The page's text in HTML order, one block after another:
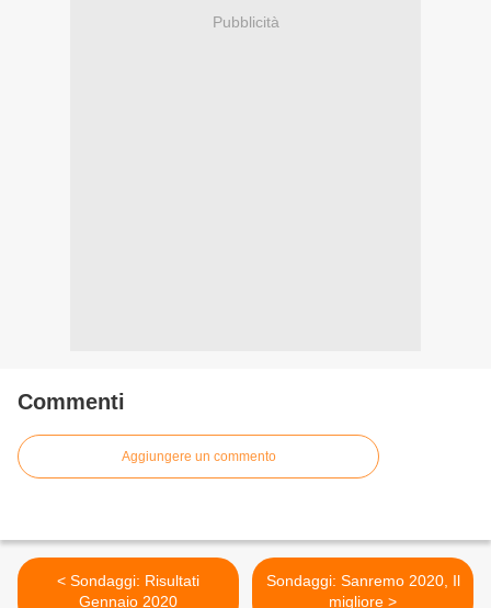
Pubblicità
Commenti
Aggiungere un commento
< Sondaggi: Risultati
Gennaio 2020
Sondaggi: Sanremo 2020, Il
migliore >